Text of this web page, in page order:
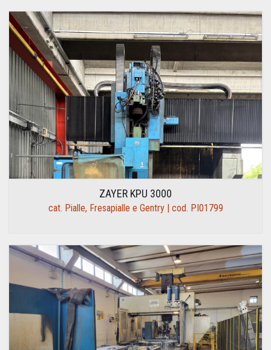
ZAYER KPU 3000
cat. Pialle, Fresapialle e Gentry | cod. PI01799